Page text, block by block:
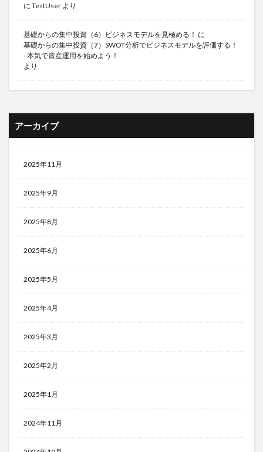
に TestUser より
基礎からの集中投資（6）ビジネスモデルを見極める！ に
基礎からの集中投資（7）SWOT分析でビジネスモデルを評価する！
- 本気で資産運用を始めよう！
より
アーカイブ
2025年11月
2025年9月
2025年8月
2025年6月
2025年5月
2025年4月
2025年3月
2025年2月
2025年1月
2024年11月